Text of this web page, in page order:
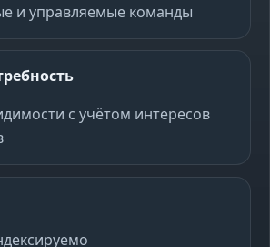
и управляемые команды
с учётом интересов